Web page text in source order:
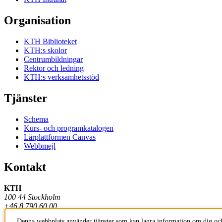
Organisation
KTH Biblioteket
KTH:s skolor
Centrumbildningar
Rektor och ledning
KTH:s verksamhetsstöd
Tjänster
Schema
Kurs- och programkatalogen
Lärplattformen Canvas
Webbmejl
Kontakt
KTH
100 44 Stockholm
+46 8 790 60 00